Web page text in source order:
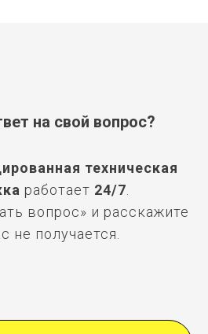
на свой вопрос?
техническая
работает 24/7
вопрос» и расскажите
не получается.